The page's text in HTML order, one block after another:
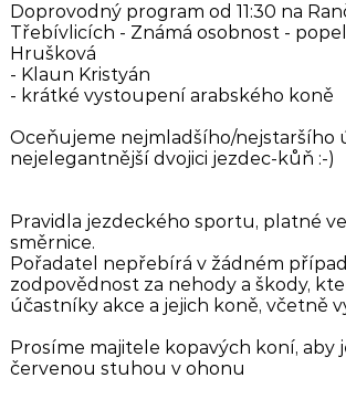
Doprovodný program od 11:30 na
Třebívlicích - Známá osobnost -
Hrušková
- Klaun Kristyán
- krátké vystoupení arabského koně
Oceňujeme nejmladšího/nejstaršího
nejelegantnější dvojici jezdec-kůň :-)
Pravidla jezdeckého sportu, platné
směrnice.
Pořadatel nepřebírá v žádném
zodpovědnost za nehody a škody,
účastníky akce a jejich koně, včetně
Prosíme majitele kopavých koní, aby
červenou stuhou v ohonu